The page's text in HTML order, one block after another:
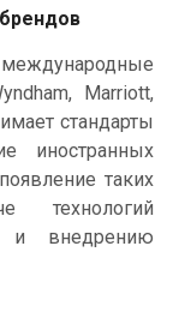
Marriott,
стандарты
иностранных
таких
технологий
и внедрению